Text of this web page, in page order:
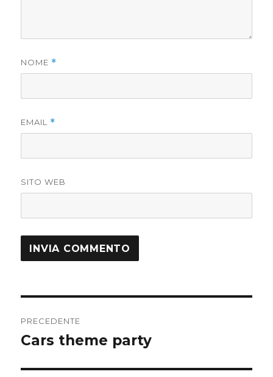
NOME *
EMAIL *
SITO WEB
articoli
PRECEDENTE
Articolo
Cars theme party